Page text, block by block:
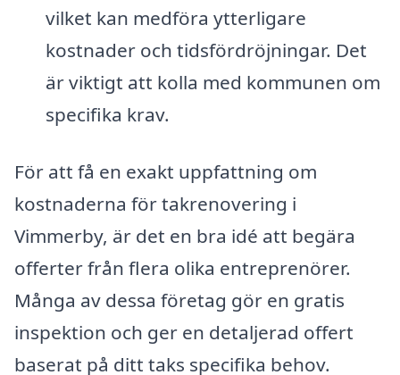
vilket kan medföra ytterligare
kostnader och tidsfördröjningar. Det
är viktigt att kolla med kommunen om
specifika krav.
För att få en exakt uppfattning om
kostnaderna för takrenovering i
Vimmerby, är det en bra idé att begära
offerter från flera olika entreprenörer.
Många av dessa företag gör en gratis
inspektion och ger en detaljerad offert
baserat på ditt taks specifika behov.